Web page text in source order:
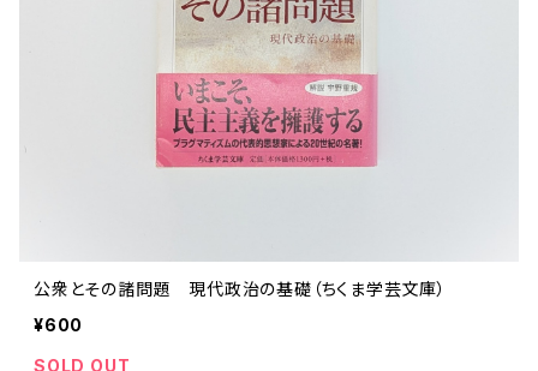
公衆とその諸問題 現代政治の基礎（ちくま学芸文庫）
¥600
SOLD OUT